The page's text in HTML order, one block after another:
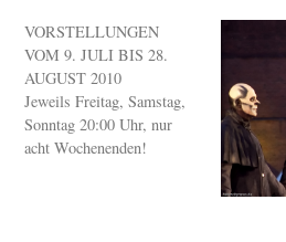
VORSTELLUNGEN
VOM 9. JULI BIS 28.
AUGUST 2010
Jeweils Freitag, Samstag,
Sonntag 20:00 Uhr, nur
acht Wochenenden!